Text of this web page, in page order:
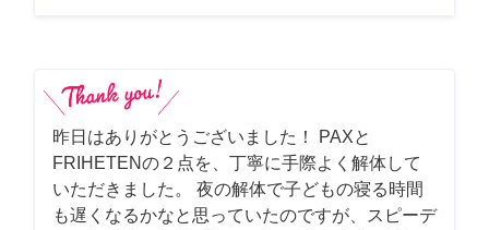
昨日はありがとうございました！ PAXと
FRIHETENの２点を、丁寧に手際よく解体して
いただきました。 夜の解体で子どもの寝る時間
も遅くなるかなと思っていたのですが、スピーデ